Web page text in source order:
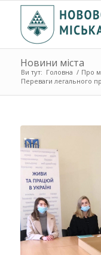
Новини міста
Ви тут: Головна / Про
Переваги легального